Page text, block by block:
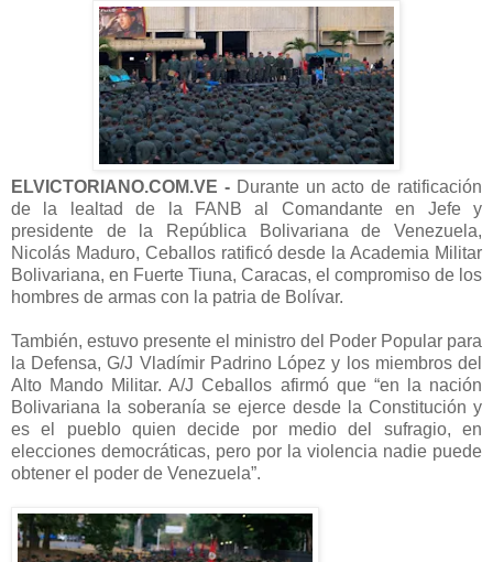
ELVICTORIANO.COM.VE - Durante un acto de ratificación
de la lealtad de la FANB al Comandante en Jefe y
presidente de la República Bolivariana de Venezuela,
Nicolás Maduro, Ceballos ratificó desde la Academia Militar
Bolivariana, en Fuerte Tiuna, Caracas, el compromiso de los
hombres de armas con la patria de Bolívar.
También, estuvo presente el ministro del Poder Popular para
la Defensa, G/J Vladímir Padrino López y los miembros del
Alto Mando Militar. A/J Ceballos afirmó que “en la nación
Bolivariana la soberanía se ejerce desde la Constitución y
es el pueblo quien decide por medio del sufragio, en
elecciones democráticas, pero por la violencia nadie puede
obtener el poder de Venezuela”.